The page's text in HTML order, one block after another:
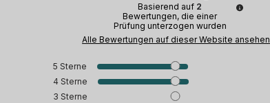
Basierend auf 2
Bewertungen, die einer
Prüfung unterzogen wurden
Alle Bewertungen auf dieser Website ansehen
5 Sterne
4 Sterne
3 Sterne